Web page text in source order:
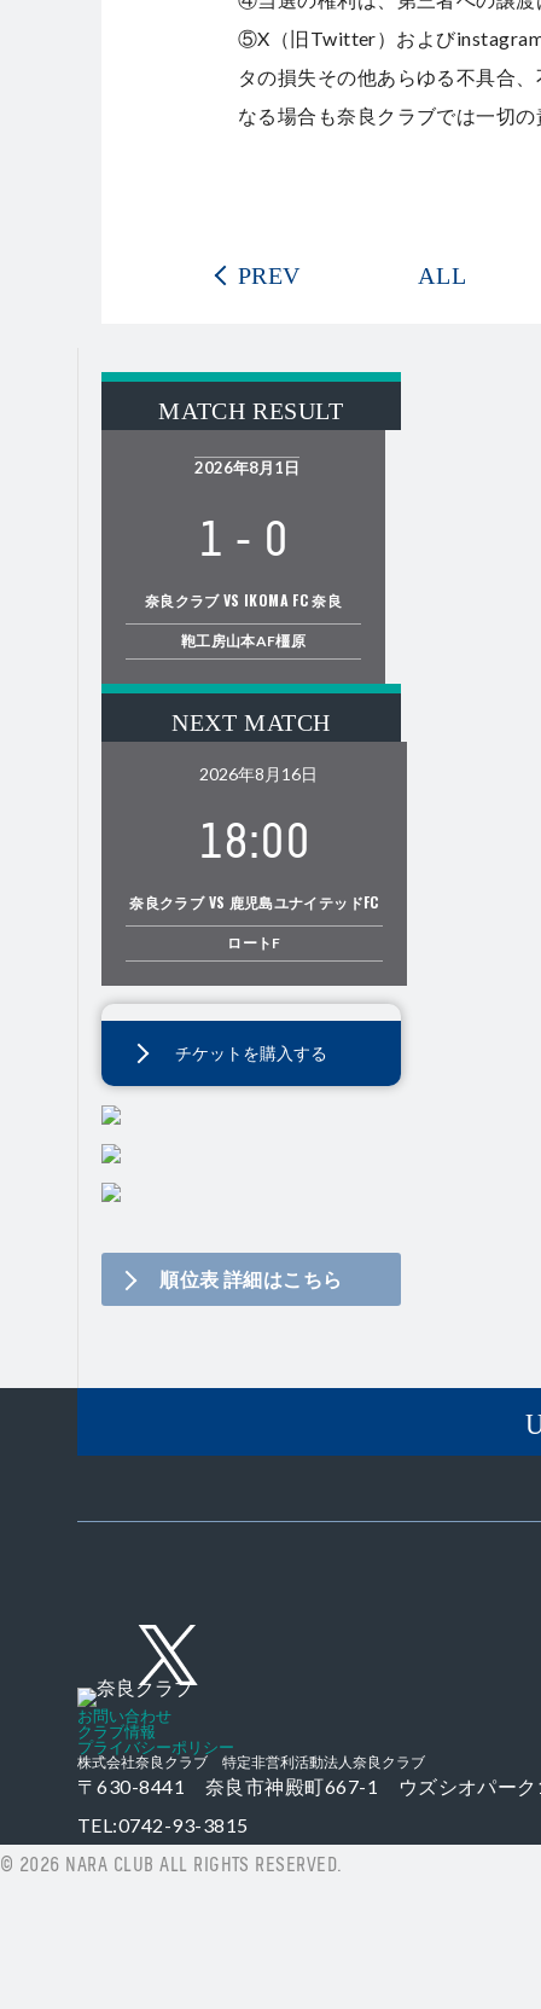
⑤X（旧Twitter）および
タの損失その他あらゆる不具合
なる場合も奈良クラブでは一切
PREV ALL
MATCH RESULT
2026年8月1日
1 - 0
鞄工房山本AF橿原
奈良クラブ VS IKOMA FC 奈良
NEXT MATCH
2026年8月16日
18:00
ロートF
奈良クラブ VS 鹿児島ユナイテッドFC
チケットを購入する
順位表 詳細はこちら
お問い合わせ
クラブ情報
プライバシーポリシー
株式会社奈良クラブ 特定非営利活動法人奈良クラブ
〒630-8441 奈良市神殿町667-1
ウズシオパー
TEL:0742-93-3815
© 2026 NARA CLUB ALL RIGHTS RESERVED.